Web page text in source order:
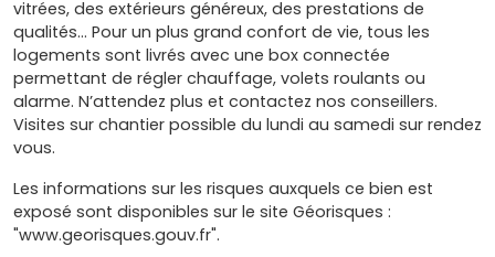
vitrées, des extérieurs généreux, des prestations de
qualités… Pour un plus grand confort de vie, tous les
logements sont livrés avec une box connectée
permettant de régler chauffage, volets roulants ou
alarme. N’attendez plus et contactez nos conseillers.
Visites sur chantier possible du lundi au samedi sur rendez
vous.
Les informations sur les risques auxquels ce bien est
exposé sont disponibles sur le site Géorisques :
"www.georisques.gouv.fr".